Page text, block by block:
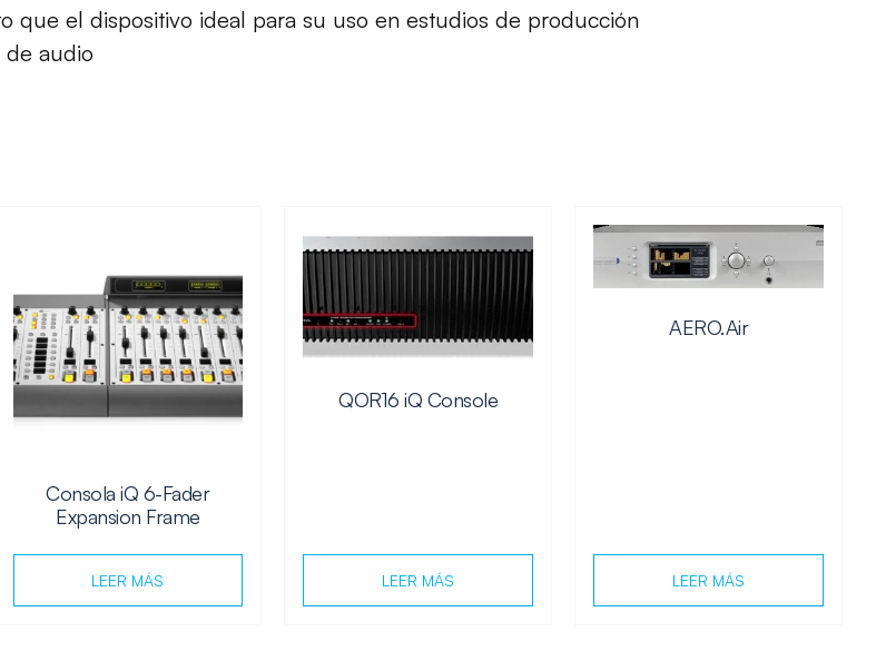
que el dispositivo ideal para su uso en estudios de producción
de audio
Consola iQ 6-Fader
Expansion Frame
LEER MÁS
QOR16 iQ Console
LEER MÁS
AERO.Air
LEER MÁS